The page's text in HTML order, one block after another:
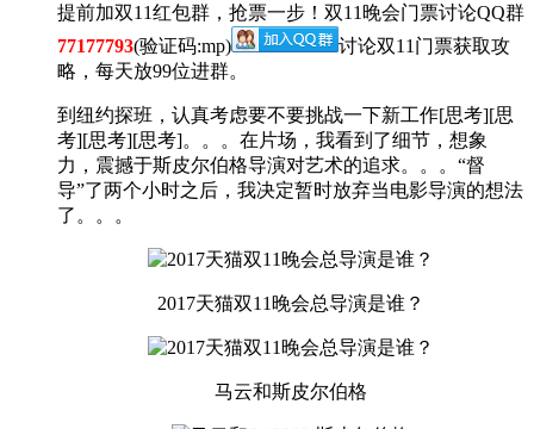
提前加双11红包群，抢票一步！双11晚会门票讨论QQ群
77177793(验证码:mp)
讨论双11门票获取攻
略，每天放99位进群。
到纽约探班，认真考虑要不要挑战一下新工作[思考][思
考][思考][思考]。。。在片场，我看到了细节，想象
力，震撼于斯皮尔伯格导演对艺术的追求。。。“督
导”了两个小时之后，我决定暂时放弃当电影导演的想法
了。。。
2017天猫双11晚会总导演是谁？
马云和​斯皮尔伯格